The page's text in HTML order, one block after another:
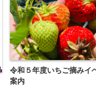
令和５年度いちご摘みイ
案内